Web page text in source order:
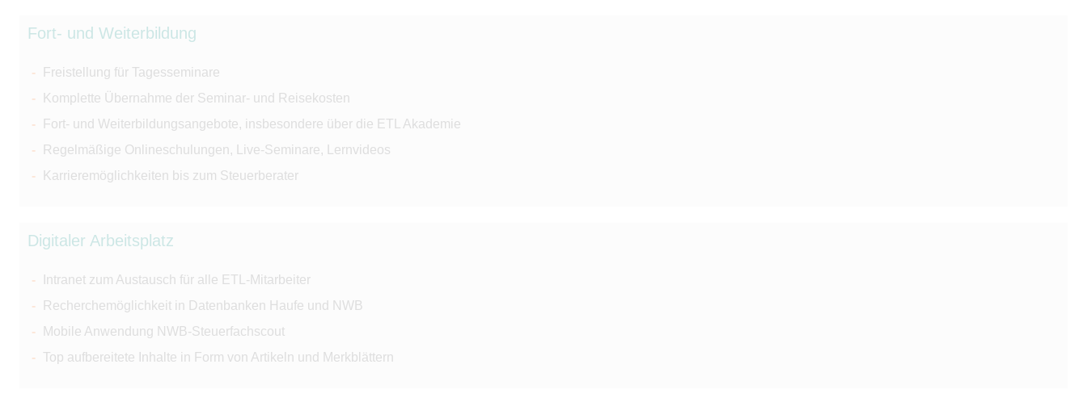
Fort- und Weiterbildung
Freistellung für Tagesseminare
Komplette Übernahme der Seminar- und Reisekosten
Fort- und Weiterbildungsangebote, insbesondere über die ETL Akademie
Regelmäßige Onlineschulungen, Live-Seminare, Lernvideos
Karrieremöglichkeiten bis zum Steuerberater
Digitaler Arbeitsplatz
Intranet zum Austausch für alle ETL-Mitarbeiter
Recherchemöglichkeit in Datenbanken Haufe und NWB
Mobile Anwendung NWB-Steuerfachscout
Top aufbereitete Inhalte in Form von Artikeln und Merkblättern